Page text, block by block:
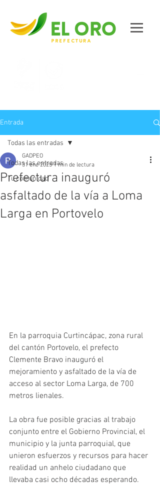
Entrada
Todas las entradas
Tu comunidad
Todas las entradas
Prefectura inauguró
asfaltado de la vía a Loma
Larga en Portovelo
GADPEO
31 ene 2025 1 min de lectura
En la parroquia Curtincápac, zona rural
del cantón Portovelo, el prefecto
Clemente Bravo inauguró el
mejoramiento y asfaltado de la vía de
acceso al sector Loma Larga, de 700
metros lienales.
La obra fue posible gracias al trabajo
conjunto entre el Gobierno Provincial, el
municipio y la junta parroquial, que
unieron esfuerzos y recursos para hacer
realidad un anhelo ciudadano que
llevaba casi ocho décadas esperando.